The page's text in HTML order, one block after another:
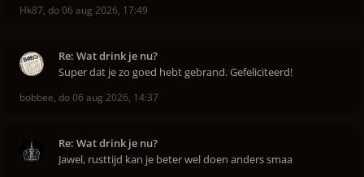
Hk87, do 06 aug 2026, 17:49
Re: Wat drink je nu?
Super dat je zo goed hebt gebrand. Gefeliciteerd!
bobbee, do 06 aug 2026, 14:37
Re: Wat drink je nu?
Jawel, rusttijd kan je beter wel doen anders smaa